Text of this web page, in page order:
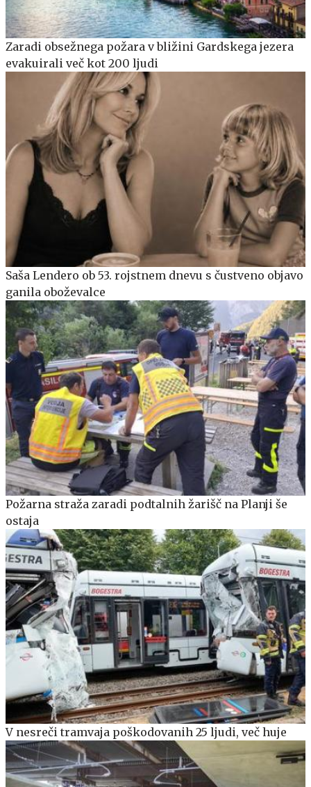
Zaradi obsežnega požara v bližini Gardskega jezera
evakuirali več kot 200 ljudi
Saša Lendero ob 53. rojstnem dnevu s čustveno objavo
ganila oboževalce
Požarna straža zaradi podtalnih žarišč na Planji še
ostaja
V nesreči tramvaja poškodovanih 25 ljudi, več huje